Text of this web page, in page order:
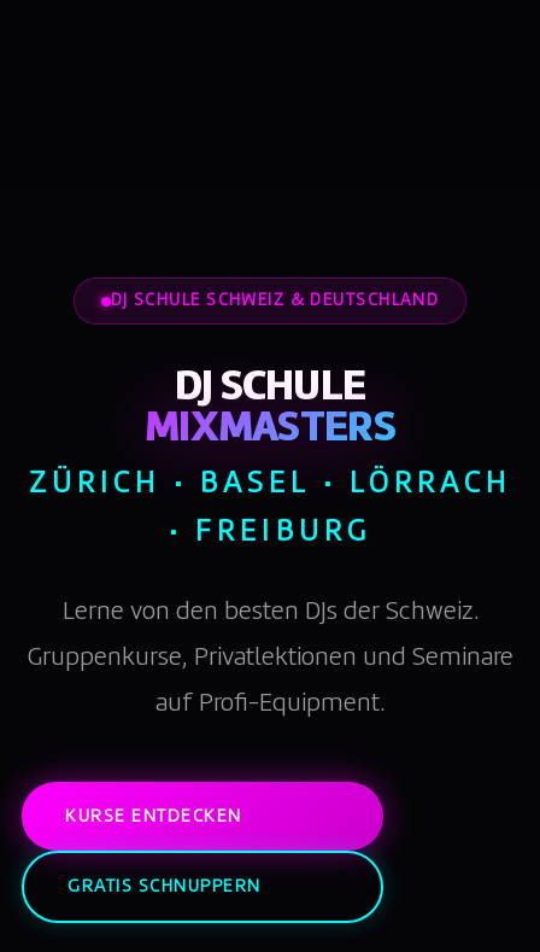
DJ SCHULE SCHWEIZ & DEUTSCHLAND
DJ SCHULE
MIXMASTERS
ZÜRICH · BASEL · LÖRRACH
· FREIBURG
Lerne von den besten DJs der Schweiz.
Gruppenkurse, Privatlektionen und Seminare
auf Profi-Equipment.
KURSE ENTDECKEN
GRATIS SCHNUPPERN